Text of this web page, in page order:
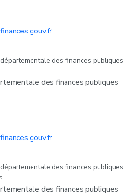
des finances publiques
des finances publiques